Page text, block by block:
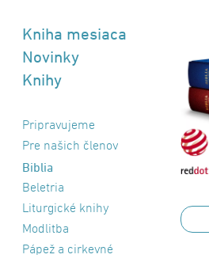
Kniha mesiaca
Novinky
Knihy
Pripravujeme
Pre našich členov
Biblia
Beletria
Liturgické knihy
Modlitba
Pápež a cirkevné